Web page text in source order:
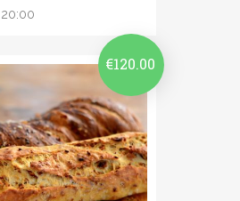
20:00
€120.00